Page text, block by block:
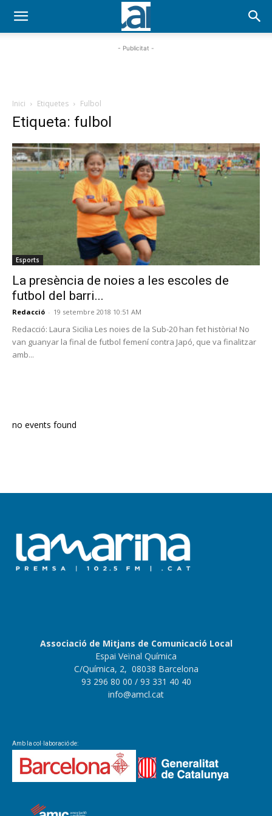
- Publicitat -
Inici Etiquetes Fulbol
Etiqueta: fulbol
Esports
La presència de noies a les escoles de
futbol del barri...
Redacció - 19 setembre 2018 10:51 AM
Redacció: Laura Sicilia Les noies de la Sub-20 han fet història! No
van guanyar la final de futbol femení contra Japó, que va finalitzar
amb...
no events found
Associació de Mitjans de Comunicació Local
Espai Veïnal Química
C/Química, 2, 08038 Barcelona
93 296 80 00 / 93 331 40 40
info@amcl.cat
Amb la col·laboració de: